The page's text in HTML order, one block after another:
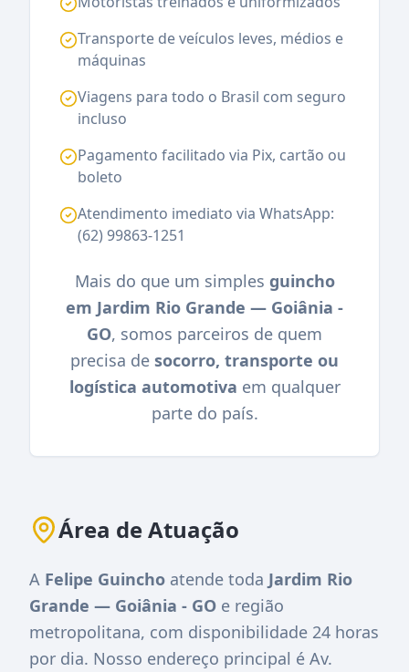
Transporte de veículos leves, médios e
máquinas
Viagens para todo o Brasil com seguro
incluso
Pagamento facilitado via Pix, cartão ou
boleto
Atendimento imediato via WhatsApp:
(62) 99863-1251
Mais do que um simples guincho
em Jardim Rio Grande — Goiânia -
GO, somos parceiros de quem
precisa de socorro, transporte ou
logística automotiva em qualquer
parte do país.
Área de Atuação
A Felipe Guincho atende toda Jardim Rio
Grande — Goiânia - GO e região
metropolitana, com disponibilidade 24 horas
por dia. Nosso endereço principal é Av.